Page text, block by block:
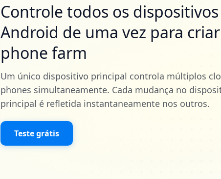
Controle todos os dispositivos
Android de uma vez para criar
phone farm
Um único dispositivo principal controla múltiplos
phones simultaneamente. Cada mudança no
principal é refletida instantaneamente nos outros.
Teste grátis